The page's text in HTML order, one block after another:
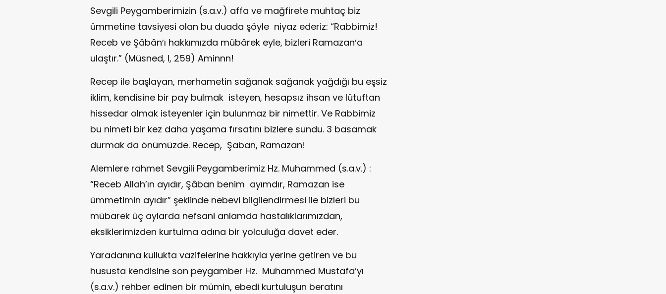
Sevgili Peygamberimizin (s.a.v.) affa ve mağfirete muhtaç biz
ümmetine tavsiyesi olan bu duada şöyle niyaz ederiz: “Rabbimiz!
Receb ve Şâbânʼı hakkımızda mübârek eyle, bizleri Ramazanʼa
ulaştır.” (Müsned, I, 259) Aminnn!
Recep ile başlayan, merhametin sağanak sağanak yağdığı bu eşsiz
iklim, kendisine bir pay bulmak isteyen, hesapsız ihsan ve lütuftan
hissedar olmak isteyenler için bulunmaz bir nimettir. Ve Rabbimiz
bu nimeti bir kez daha yaşama fırsatını bizlere sundu. 3 basamak
durmak da önümüzde. Recep, Şaban, Ramazan!
Alemlere rahmet Sevgili Peygamberimiz Hz. Muhammed (s.a.v.) :
“Receb Allah’ın ayıdır, Şâban benim ayımdır, Ramazan ise
ümmetimin ayıdır” şeklinde nebevi bilgilendirmesi ile bizleri bu
mübarek üç aylarda nefsani anlamda hastalıklarımızdan,
eksiklerimizden kurtulma adına bir yolculuğa davet eder.
Yaradanına kullukta vazifelerine hakkıyla yerine getiren ve bu
hususta kendisine son peygamber Hz. Muhammed Mustafa’yı
(s.a.v.) rehber edinen bir mümin, ebedi kurtuluşun beratını